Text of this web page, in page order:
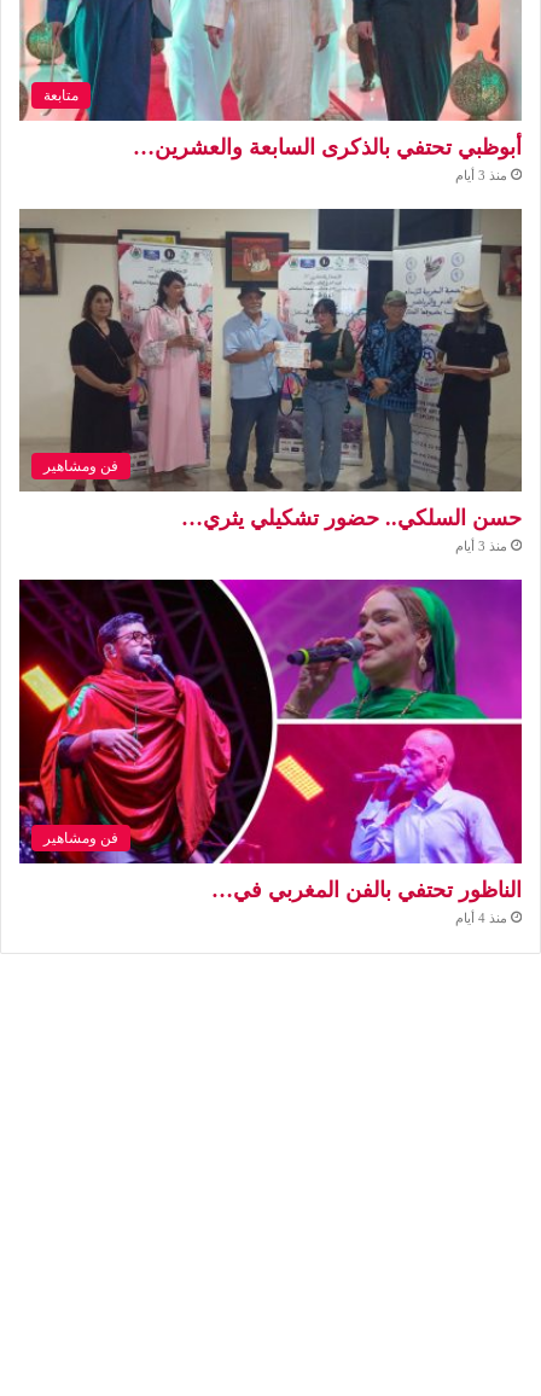
متابعة
أبوظبي تحتفي بالذكرى السابعة والعشرين…
منذ 3 أيام
فن ومشاهير
حسن السلكي.. حضور تشكيلي يثري…
منذ 3 أيام
فن ومشاهير
الناظور تحتفي بالفن المغربي في…
منذ 4 أيام